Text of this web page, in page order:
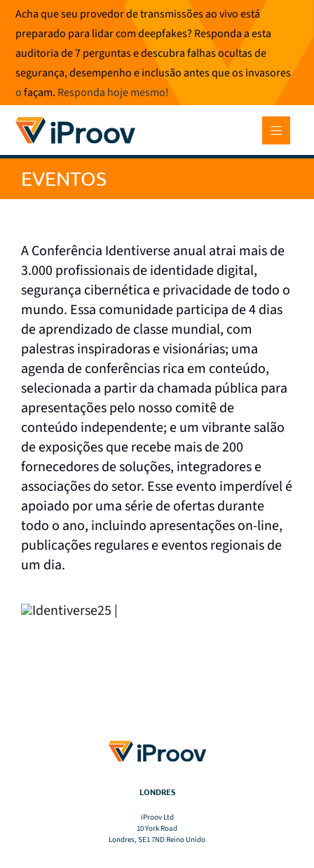
Pular
para
conteúdo
Acha que seu provedor de transmissões ao vivo está
preparado para lidar com deepfakes? Responda a esta
auditoria de 7 perguntas e descubra falhas ocultas de
segurança, desempenho e inclusão antes que os invasores
ofaçam. Responda hoje mesmo!
EVENTOS
A Conferência Identiverse anual atrai mais de
3.000 profissionais de identidade digital,
segurança cibernética e privacidade de todo o
mundo. Essa comunidade participa de 4 dias
de aprendizado de classe mundial, com
palestras inspiradoras e visionárias; uma
agenda de conferências rica em conteúdo,
selecionada a partir da chamada pública para
apresentações pelo nosso comitê de
conteúdo independente; e um vibrante salão
de exposições que recebe mais de 200
fornecedores de soluções, integradores e
associações do setor. Esse evento imperdível é
apoiado por uma série de ofertas durante
todo o ano, incluindo apresentações on-line,
publicações regulares e eventos regionais de
um dia.
LONDRES
iProov Ltd
10 York Road
Londres, SE1 7ND Reino Unido